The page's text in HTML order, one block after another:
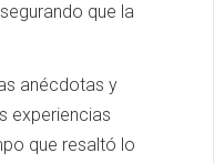
que la
anécdotas y
experiencias
que resaltó lo